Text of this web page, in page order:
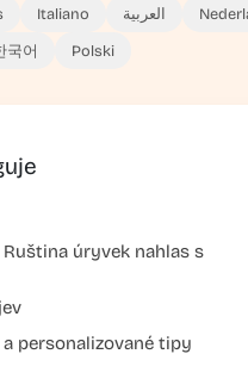
Italiano العربية
국어 Polski
úryvek nahlas s
personalizované tipy